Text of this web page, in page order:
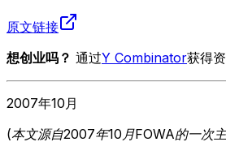
原文链接
想创业吗？ 通过Y Combinator获得资
2007年10月
(本文源自2007年10月FOWA的一次